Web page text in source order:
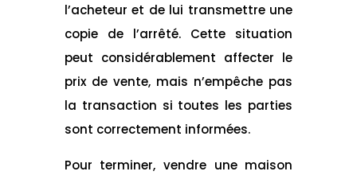
l’acheteur et de lui transmettre une
copie de l’arrêté. Cette situation
peut considérablement affecter le
prix de vente, mais n’empêche pas
la transaction si toutes les parties
sont correctement informées.
Pour terminer, vendre une maison